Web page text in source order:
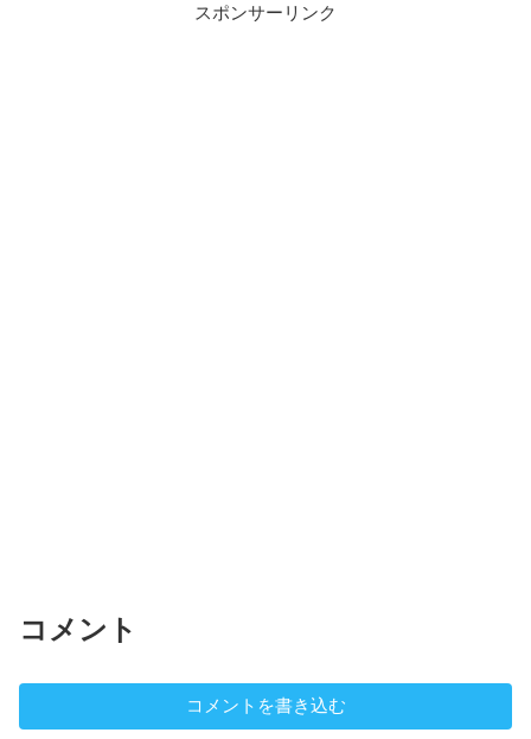
スポンサーリンク
コメント
コメントを書き込む